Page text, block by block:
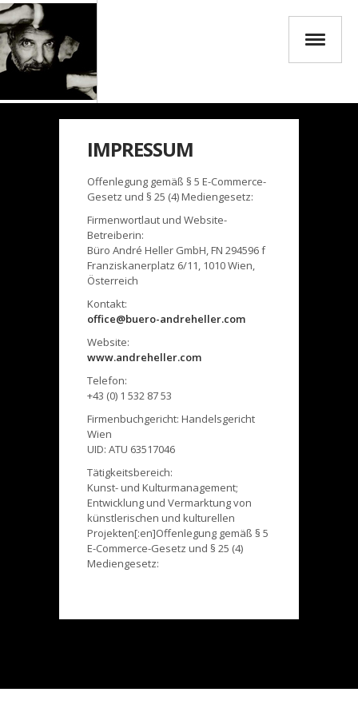
IMPRESSUM
Offenlegung gemäß § 5 E-Commerce-
Gesetz und § 25 (4) Mediengesetz:
Firmenwortlaut und Website-
Betreiberin:
Büro André Heller GmbH, FN 294596 f
Franziskanerplatz 6/11, 1010 Wien,
Österreich
Kontakt:
office@buero-andreheller.com
Website:
www.andreheller.com
Telefon:
+43 (0) 1 532 87 53
Firmenbuchgericht: Handelsgericht
Wien
UID: ATU 63517046
Tätigkeitsbereich:
Kunst- und Kulturmanagement;
Entwicklung und Vermarktung von
künstlerischen und kulturellen
Projekten[:en]Offenlegung gemäß § 5
E-Commerce-Gesetz und § 25 (4)
Mediengesetz: